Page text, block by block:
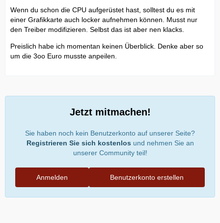
Wenn du schon die CPU aufgerüstet hast, solltest du es mit
einer Grafikkarte auch locker aufnehmen können. Musst nur
den Treiber modifizieren. Selbst das ist aber nen klacks.
Preislich habe ich momentan keinen Überblick. Denke aber so
um die 3oo Euro musste anpeilen.
Jetzt mitmachen!
Sie haben noch kein Benutzerkonto auf unserer Seite?
Registrieren Sie sich kostenlos und nehmen Sie an
unserer Community teil!
Benutzerkonto erstellen
Anmelden